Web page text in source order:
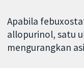
Apabila
allopurinol, satu
mengurangkan